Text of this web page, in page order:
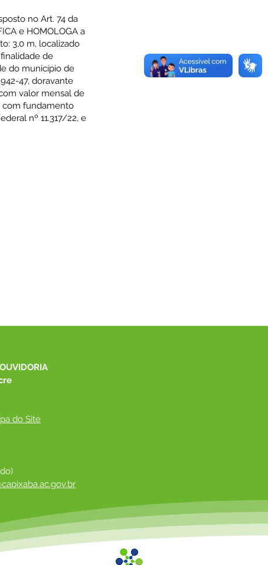
no Art. 74 da
e HOMOLOGA a
3,0 m, localizado
de
do município de
47, doravante
valor mensal de
com fundamento
nº 11.317/22, e
do Site